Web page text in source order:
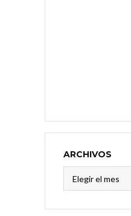
ARCHIVOS